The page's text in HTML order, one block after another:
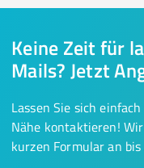
Keine Zeit für
Mails? Jetzt
Lassen Sie sich
Nähe kontaktieren!
kurzen Formular an